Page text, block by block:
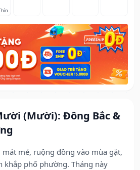
(Mười): Đông Bắc &
mẻ, ruộng đồng vào mùa gặt,
khắp phố phường. Tháng này